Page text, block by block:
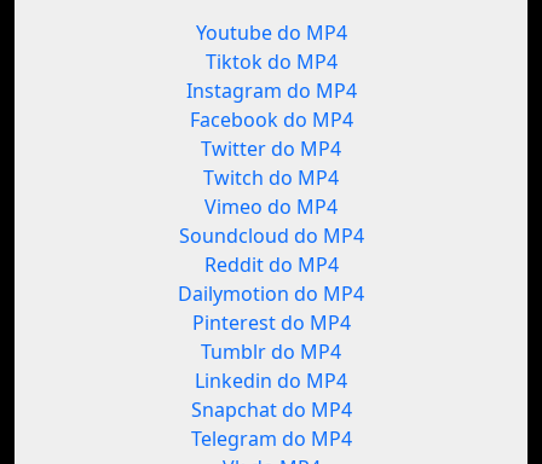
Youtube do MP4
Tiktok do MP4
Instagram do MP4
Facebook do MP4
Twitter do MP4
Twitch do MP4
Vimeo do MP4
Soundcloud do MP4
Reddit do MP4
Dailymotion do MP4
Pinterest do MP4
Tumblr do MP4
Linkedin do MP4
Snapchat do MP4
Telegram do MP4